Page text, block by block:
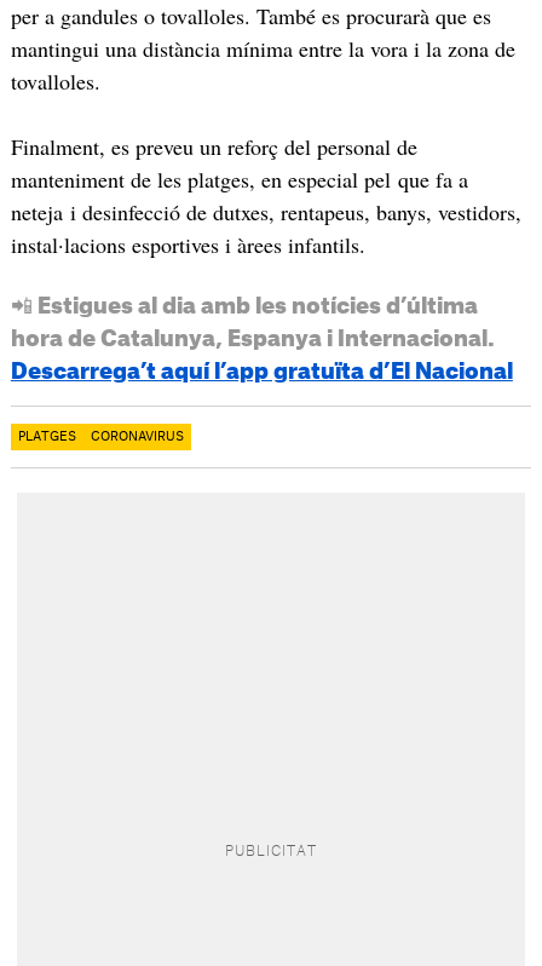
per a gandules o tovalloles. També es procurarà que es
mantingui una distància mínima entre la vora i la zona de
tovalloles.
Finalment, es preveu un reforç del personal de
manteniment de les platges, en especial pel que fa a
neteja i desinfecció de dutxes, rentapeus, banys, vestidors,
instal·lacions esportives i àrees infantils.
📲 Estigues al dia amb les notícies d’última
hora de Catalunya, Espanya i Internacional.
Descarrega’t aquí l’app gratuïta d’El Nacional
PLATGES CORONAVIRUS